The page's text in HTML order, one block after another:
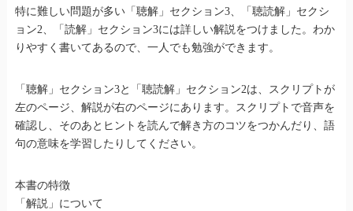
特に難しい問題が多い「聴解」セクション3、「聴読解」セクシ
ョン2、「読解」セクション3には詳しい解説をつけました。わか
りやすく書いてあるので、一人でも勉強ができます。
「聴解」セクション3と「聴読解」セクション2は、スクリプトが
左のページ、解説が右のページにあります。スクリプトで音声を
確認し、そのあとヒントを読んで解き方のコツをつかんだり、語
句の意味を学習したりしてください。
本書の特徴
「解説」について